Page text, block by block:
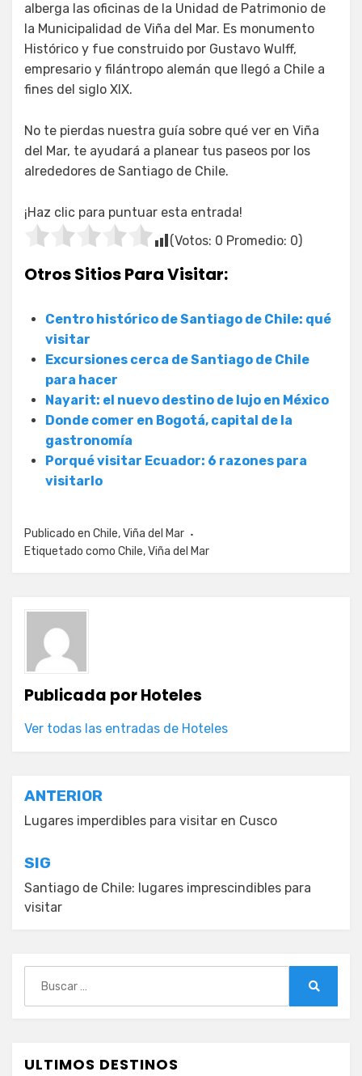
alberga las oficinas de la Unidad de Patrimonio de
la Municipalidad de Viña del Mar. Es monumento
Histórico y fue construido por Gustavo Wulff,
empresario y filántropo alemán que llegó a Chile a
fines del siglo XIX.
No te pierdas nuestra guía sobre qué ver en Viña
del Mar, te ayudará a planear tus paseos por los
alrededores de Santiago de Chile.
¡Haz clic para puntuar esta entrada!
(Votos: 0 Promedio: 0)
Otros Sitios Para Visitar:
Centro histórico de Santiago de Chile: qué
visitar
Excursiones cerca de Santiago de Chile
para hacer
Nayarit: el nuevo destino de lujo en México
Donde comer en Bogotá, capital de la
gastronomía
Porqué visitar Ecuador: 6 razones para
visitarlo
Publicado en Chile,Viña del Mar
Etiquetado como Chile,Viña del Mar
Publicada porHoteles
Ver todas las entradas de Hoteles
Navegación
de
entradas
ANTERIOR
Lugares imperdibles para visitar en Cusco
SIG
Santiago de Chile: lugares imprescindibles para
visitar
ULTIMOS DESTINOS